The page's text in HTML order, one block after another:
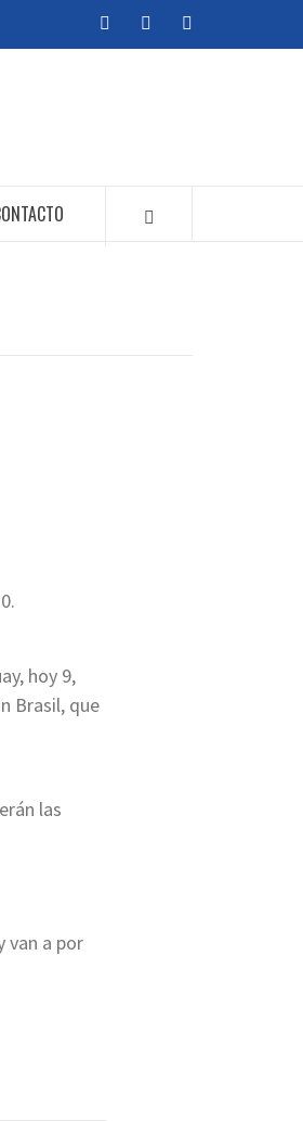
facebooktwitterinstagram
hoy 9,
Brasil, que
las
van a por